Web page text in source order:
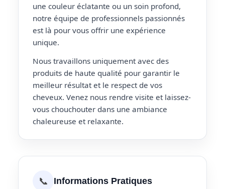
une couleur éclatante ou un soin profond,
notre équipe de professionnels passionnés
est là pour vous offrir une expérience
unique.
Nous travaillons uniquement avec des
produits de haute qualité pour garantir le
meilleur résultat et le respect de vos
cheveux. Venez nous rendre visite et laissez-
vous chouchouter dans une ambiance
chaleureuse et relaxante.
📞 Informations Pratiques